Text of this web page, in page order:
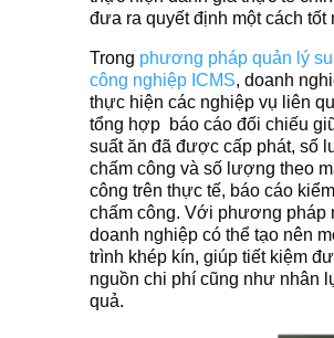
đưa ra quyết định một cách tốt
Trong phương pháp quản lý
công nghiệp ICMS, doanh
thực hiện các nghiệp vụ liên
tổng hợp báo cáo đối chiếu
suất ăn đã được cấp phát, số
chấm công và số lượng theo
công trên thực tế, báo cáo
chấm công. Với phương pháp
doanh nghiệp có thể tạo nên
trình khép kín, giúp tiết kiệm
nguồn chi phí cũng như nhân
quả.